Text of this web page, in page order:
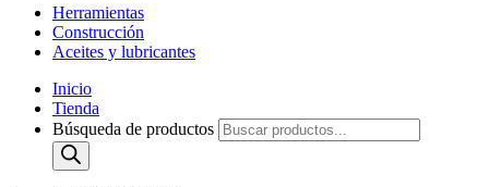
Herramientas
Construcción
Aceites y lubricantes
Inicio
Tienda
Búsqueda de productos